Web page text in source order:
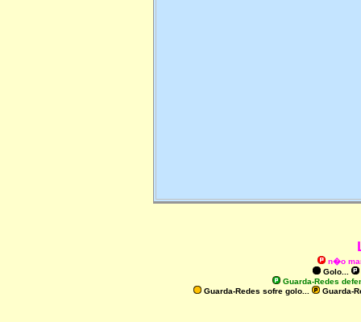
n�o
Golo...
Guarda-Redes
Guarda-Redes sofre golo...
Guarda-